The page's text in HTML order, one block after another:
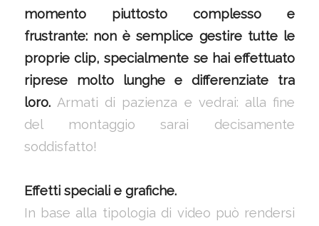
momento piuttosto complesso e
frustrante: non è semplice gestire tutte le
proprie clip, specialmente se hai effettuato
riprese molto lunghe e differenziate tra
loro. Armati di pazienza e vedrai: alla fine
del montaggio sarai decisamente
soddisfatto!
Effetti speciali e grafiche.
In base alla tipologia di video può rendersi